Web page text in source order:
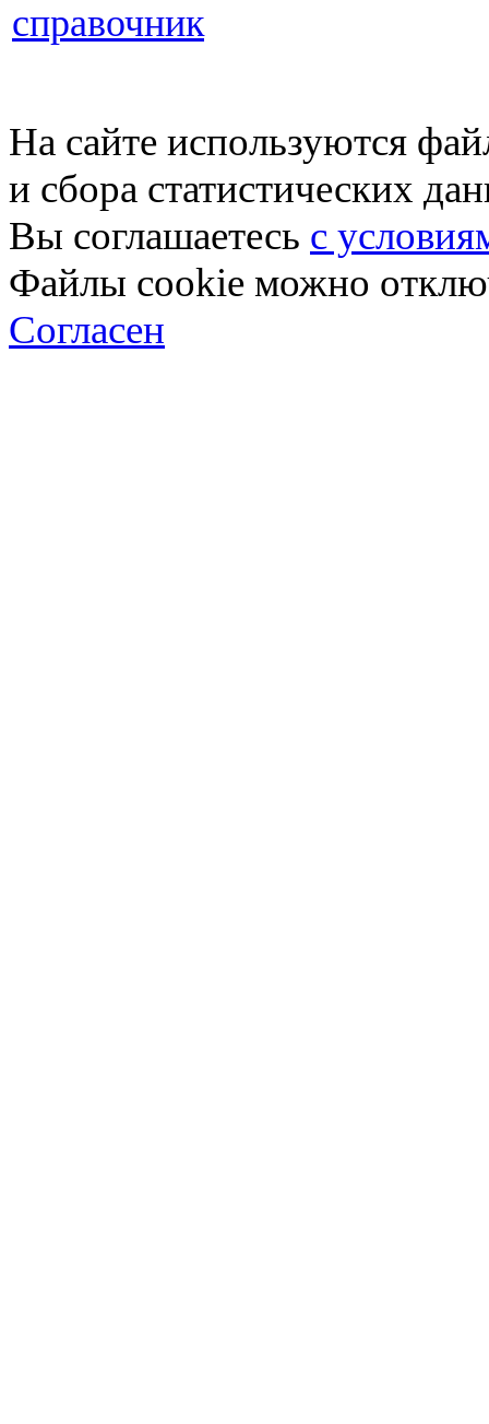
справочник
На сайте используются
и сбора статистических
Вы соглашаетесь с
Файлы cookie можно
Согласен